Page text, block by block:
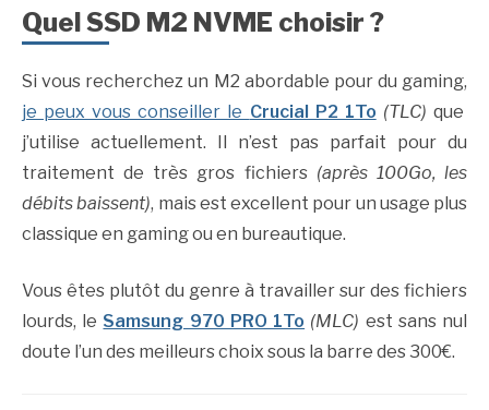
Quel SSD M2 NVME choisir ?
Si vous recherchez un M2 abordable pour du gaming,
je peux vous conseiller le Crucial P2 1To (TLC) que
j’utilise actuellement. Il n’est pas parfait pour du
traitement de très gros fichiers (après 100Go, les
débits baissent), mais est excellent pour un usage plus
classique en gaming ou en bureautique.
Vous êtes plutôt du genre à travailler sur des fichiers
lourds, le Samsung 970 PRO 1To (MLC) est sans nul
doute l’un des meilleurs choix sous la barre des 300€.